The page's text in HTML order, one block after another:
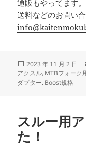
通販もやってます。
送料などのお問い
投
稿
日:
2023 年 11 月 2 日
アクスル, MTBフォーク
ダプター. Boost規格
スルー用
た！